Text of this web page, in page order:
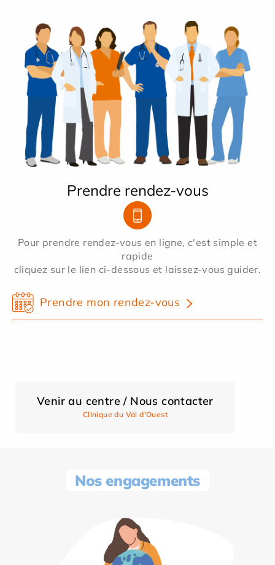
Prendre rendez-vous
Pour prendre rendez-vous en ligne, c'est simple et
rapide
cliquez sur le lien ci-dessous et laissez-vous guider.
Prendre mon rendez-vous
Venir au centre / Nous contacter
Clinique du Val d'Ouest
Nos engagements